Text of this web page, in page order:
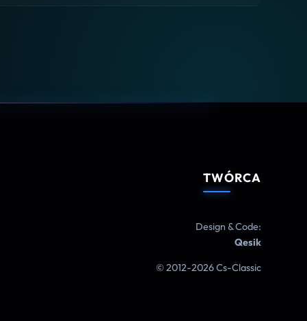
TWÓRCA
Design & Code:
Qesik
© 2012-2026 Cs-Classic